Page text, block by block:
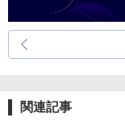
関連記事